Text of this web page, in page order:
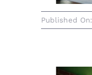
Published